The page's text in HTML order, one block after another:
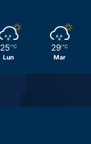
25 ℃
Lun
29 ℃
Mar